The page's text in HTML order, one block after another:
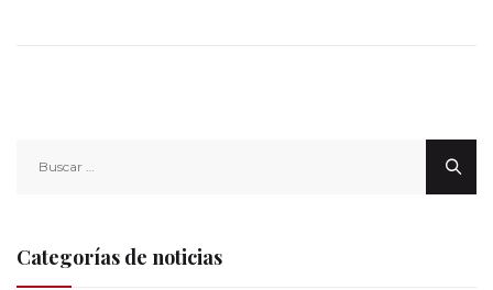
Categorías de noticias